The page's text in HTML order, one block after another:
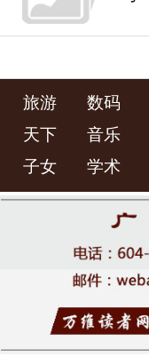
旅游 数码
天下
音乐
子女
学术